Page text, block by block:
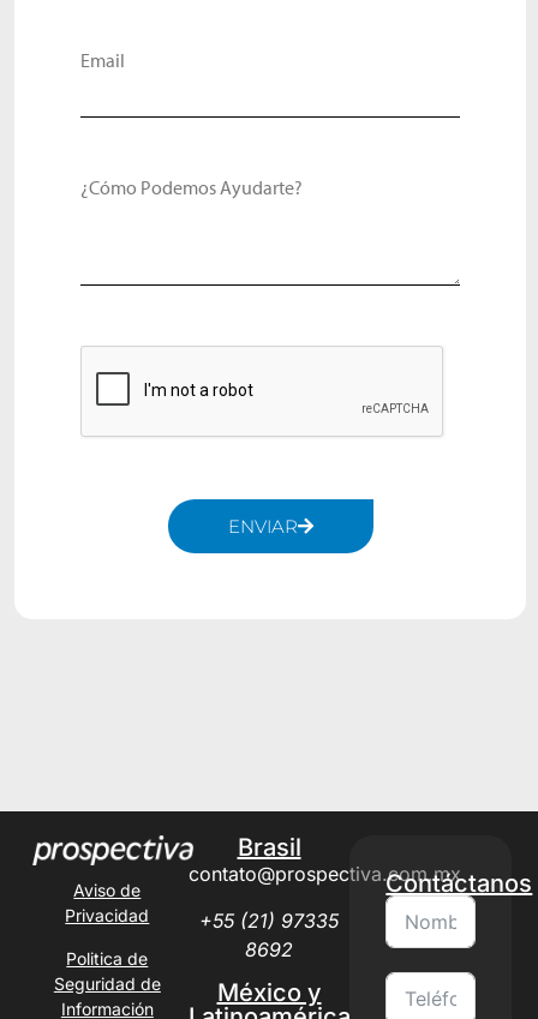
Email
¿Cómo Podemos Ayudarte?
ENVIAR
Aviso de
Privacidad
Politica de
Seguridad de
Información
Brasil
contato@prospectiva.com.mx
+55 (21) 97335
8692
México y
Contáctanos